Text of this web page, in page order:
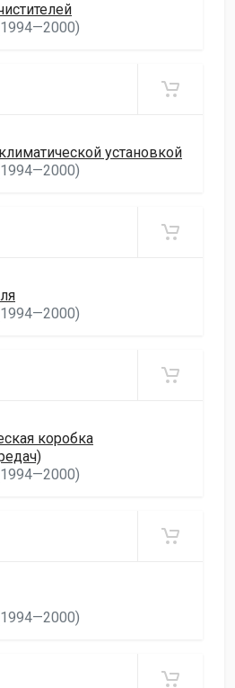
установкой
коробка